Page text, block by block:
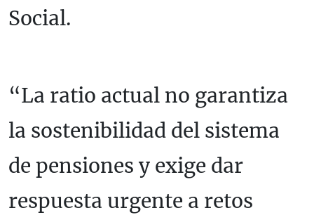
Social.
“La ratio actual no garantiza
la sostenibilidad del sistema
de pensiones y exige dar
respuesta urgente a retos